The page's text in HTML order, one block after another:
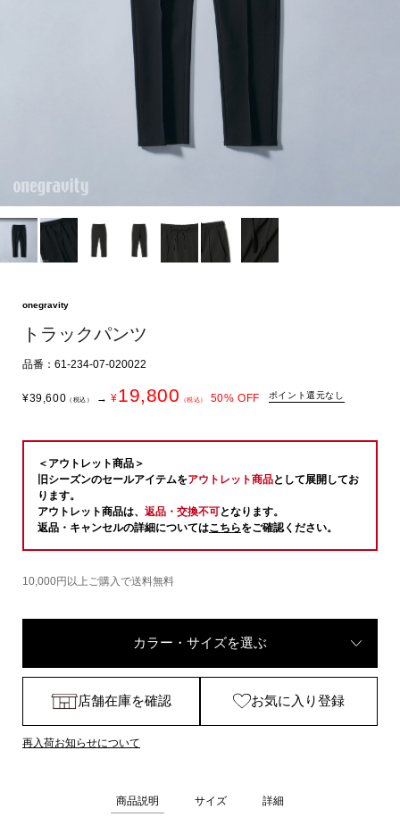
onegravity
トラックパンツ
品番：61-234-07-020022
¥39,600 （税込） → ¥19,800 （税込） 50% OFF ポイント還元なし
＜アウトレット商品＞
旧シーズンのセールアイテムをアウトレット商品として展開してお
ります。
アウトレット商品は、 返品・交換不可となります。
返品・キャンセルの詳細についてはこちらをご確認ください。
10,000円以上ご購入で送料無料
カラー・サイズを選ぶ
店舗在庫を確認 お気に入り登録
再入荷お知らせについて
商品説明 サイズ 詳細